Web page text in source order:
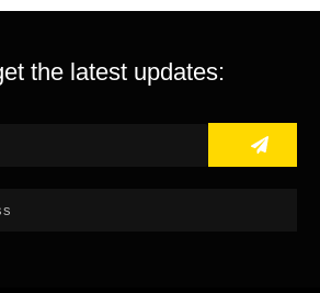
the latest updates: